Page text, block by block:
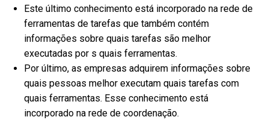
Este último conhecimento está incorporado na rede de
ferramentas de tarefas que também contém
informações sobre quais tarefas são melhor
executadas por s quais ferramentas.
Por último, as empresas adquirem informações sobre
quais pessoas melhor executam quais tarefas com
quais ferramentas. Esse conhecimento está
incorporado na rede de coordenação.